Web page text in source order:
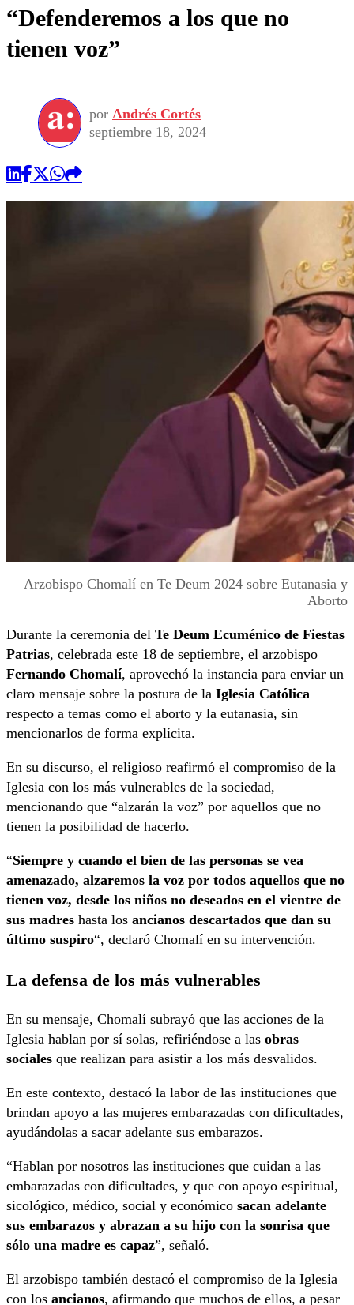
“Defenderemos a los que no
tienen voz”
por Andrés Cortés
septiembre 18, 2024
Arzobispo Chomalí en Te Deum 2024 sobre Eutanasia y
Aborto
Durante la ceremonia del Te Deum Ecuménico de Fiestas
Patrias, celebrada este 18 de septiembre, el arzobispo
Fernando Chomalí, aprovechó la instancia para enviar un
claro mensaje sobre la postura de la Iglesia Católica
respecto a temas como el aborto y la eutanasia, sin
mencionarlos de forma explícita.
En su discurso, el religioso reafirmó el compromiso de la
Iglesia con los más vulnerables de la sociedad,
mencionando que “alzarán la voz” por aquellos que no
tienen la posibilidad de hacerlo.
“Siempre y cuando el bien de las personas se vea
amenazado, alzaremos la voz por todos aquellos que no
tienen voz, desde los niños no deseados en el vientre de
sus madres hasta los ancianos descartados que dan su
último suspiro“, declaró Chomalí en su intervención.
La defensa de los más vulnerables
En su mensaje, Chomalí subrayó que las acciones de la
Iglesia hablan por sí solas, refiriéndose a las obras
sociales que realizan para asistir a los más desvalidos.
En este contexto, destacó la labor de las instituciones que
brindan apoyo a las mujeres embarazadas con dificultades,
ayudándolas a sacar adelante sus embarazos.
“Hablan por nosotros las instituciones que cuidan a las
embarazadas con dificultades, y que con apoyo espiritual,
sicológico, médico, social y económico sacan adelante
sus embarazos y abrazan a su hijo con la sonrisa que
sólo una madre es capaz”, señaló.
El arzobispo también destacó el compromiso de la Iglesia
con los ancianos, afirmando que muchos de ellos, a pesar